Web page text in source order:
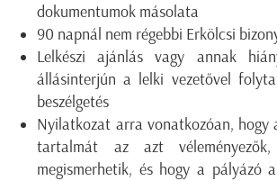
dokumentumok másolata
90 napnál nem régebbi Erkölcsi
Lelkészi ajánlás vagy annak
állásinterjún a lelki vezetővel
beszélgetés
Nyilatkozat arra vonatkozóan, hogy
tartalmát az azt
megismerhetik, és hogy a pályázó